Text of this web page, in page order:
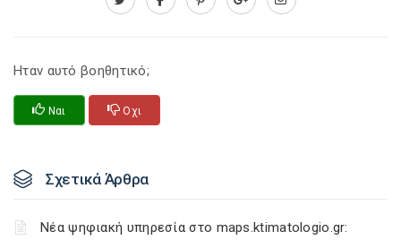
Ηταν αυτό βοηθητικό;
Ναι Οχι
Σχετικά Άρθρα
Νέα ψηφιακή υπηρεσία στο maps.ktimatologio.gr: